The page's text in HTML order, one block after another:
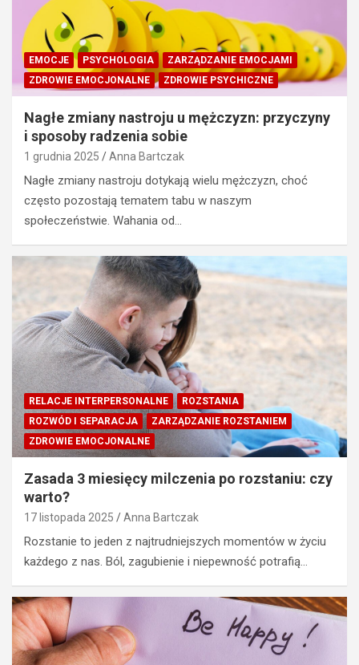
EMOCJE PSYCHOLOGIA
ZARZĄDZANIE EMOCJAMI
ZDROWIE EMOCJONALNE
ZDROWIE PSYCHICZNE
Nagłe zmiany nastroju u mężczyzn: przyczyny
i sposoby radzenia sobie
1 grudnia 2025 Anna Bartczak
Nagłe zmiany nastroju dotykają wielu mężczyzn, choć
często pozostają tematem tabu w naszym
społeczeństwie. Wahania od…
RELACJE INTERPERSONALNE
ROZSTANIA
ROZWÓD I SEPARACJA
ZARZĄDZANIE ROZSTANIEM
ZDROWIE EMOCJONALNE
Zasada 3 miesięcy milczenia po rozstaniu: czy
warto?
17 listopada 2025 Anna Bartczak
Rozstanie to jeden z najtrudniejszych momentów w życiu
każdego z nas. Ból, zagubienie i niepewność potrafią…